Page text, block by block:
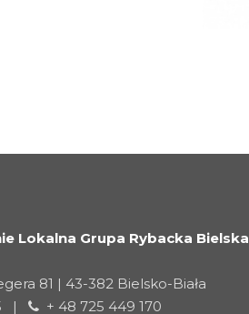
Lokalna Grupa Rybacka Bielska
81 | 43-382 Bielsko-Biała
|
+ 48 725 449 170